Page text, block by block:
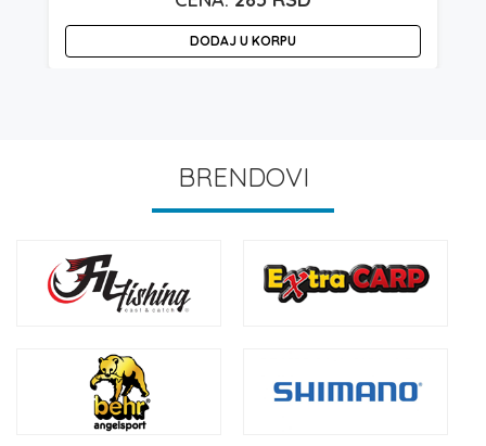
DODAJ U KORPU
BRENDOVI